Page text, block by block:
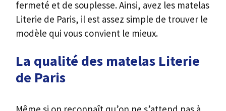
fermeté et de souplesse. Ainsi, avez les matelas
Literie de Paris, il est assez simple de trouver le
modèle qui vous convient le mieux.
La qualité des matelas Literie
de Paris